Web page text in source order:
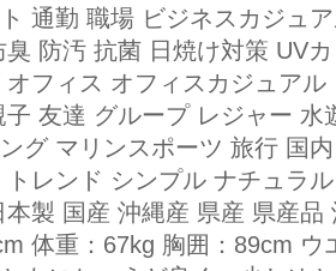
通勤 職場 ビジネスカジュ
臭 防汚 抗菌 日焼け対策 UV
オフィス オフィスカジュア
子 友達 グループ レジャー
グ マリンスポーツ 旅行 国
トレンド シンプル ナチュラ
本製 国産 沖縄産 県産 県産
体重：67kg 胸囲：89cm